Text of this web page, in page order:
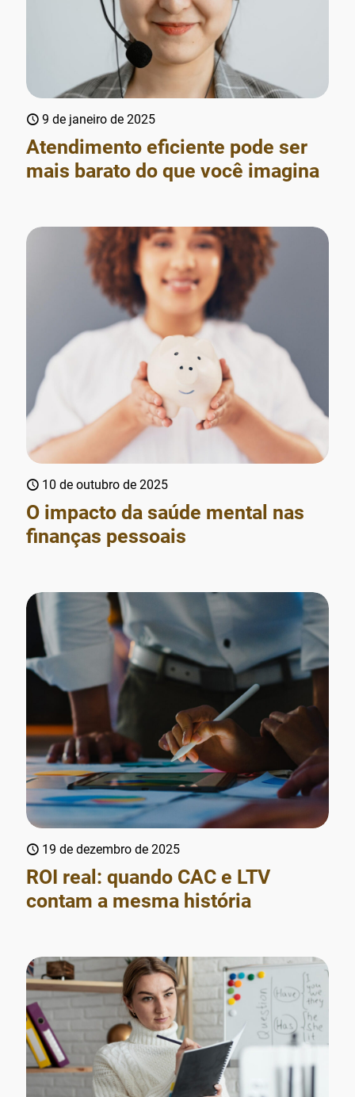
9 de janeiro de 2025
Atendimento eficiente pode ser
mais barato do que você imagina
10 de outubro de 2025
O impacto da saúde mental nas
finanças pessoais
19 de dezembro de 2025
ROI real: quando CAC e LTV
contam a mesma história